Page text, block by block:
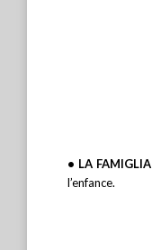
• LA FAMIGLIA
l’enfance.